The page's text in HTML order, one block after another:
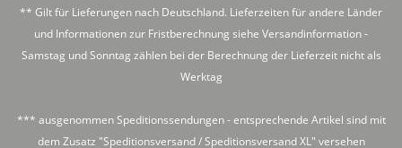
** Gilt für Lieferungen nach Deutschland. Lieferzeiten für andere Länder
und Informationen zur Fristberechnung siehe Versandinformation-
Samstag und Sonntag zählen bei der Berechnung der Lieferzeit nicht als
Werktag
*** ausgenommen Speditionssendungen - entsprechende Artikel sind mit
dem Zusatz "Speditionsversand / Speditionsversand XL" versehen